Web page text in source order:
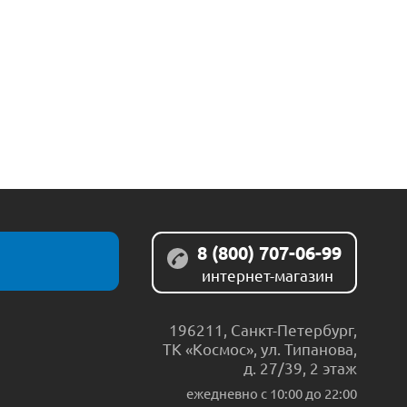
8 (800) 707-06-99
интернет-магазин
196211 Санкт-Петербург,
ТК «Космос», ул. Типанова,
д. 27/39, 2 этаж
ежедневно c 10:00 до 22:00